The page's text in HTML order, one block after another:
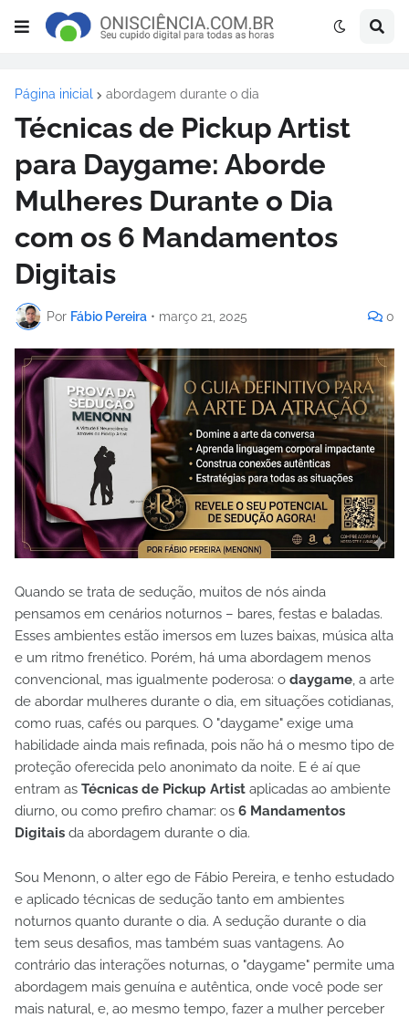
Página inicial abordagem durante o dia
Técnicas de Pickup Artist
para Daygame: Aborde
Mulheres Durante o Dia
com os 6 Mandamentos
Digitais
Por Fábio Pereira • março 21, 2025 0
Quando se trata de sedução, muitos de nós ainda
pensamos em cenários noturnos – bares, festas e baladas.
Esses ambientes estão imersos em luzes baixas, música alta
e um ritmo frenético. Porém, há uma abordagem menos
convencional, mas igualmente poderosa: o daygame , a arte
de abordar mulheres durante o dia, em situações cotidianas,
como ruas, cafés ou parques. O "daygame" exige uma
habilidade ainda mais refinada, pois não há o mesmo tipo de
proteção oferecida pelo anonimato da noite. E é aí que
entram as Técnicas de Pickup Artist aplicadas ao ambiente
diurno, ou como prefiro chamar: os 6 Mandamentos
Digitais da abordagem durante o dia.
Sou Menonn, o alter ego de Fábio Pereira, e tenho estudado
e aplicado técnicas de sedução tanto em ambientes
noturnos quanto durante o dia. A sedução durante o dia
tem seus desafios, mas também suas vantagens. Ao
contrário das interações noturnas, o "daygame" permite uma
abordagem mais genuína e autêntica, onde você pode ser
mais natural, e, ao mesmo tempo, fazer a mulher perceber